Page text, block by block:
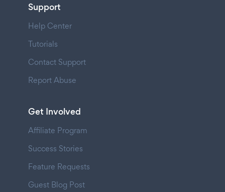
Support
Help Center
Tutorials
Contact Support
Report Abuse
Get Involved
Affiliate Program
Success Stories
Feature Requests
Guest Blog Post